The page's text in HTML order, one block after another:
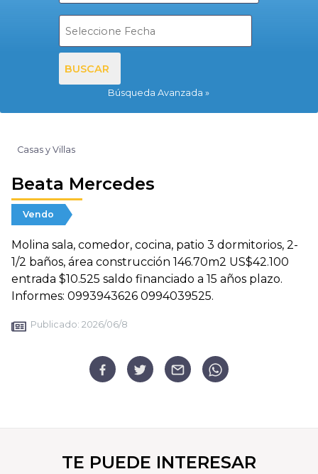
BUSCAR
Búsqueda Avanzada
Casas y Villas
Beata Mercedes
Vendo
Molina sala, comedor, cocina, patio 3 dormitorios, 2-
1/2 baños, área construcción 146.70m2 US$42.100
entrada $10.525 saldo financiado a 15 años plazo.
Informes: 0993943626 0994039525.
Publicado: 2026/06/8
TE PUEDE INTERESAR